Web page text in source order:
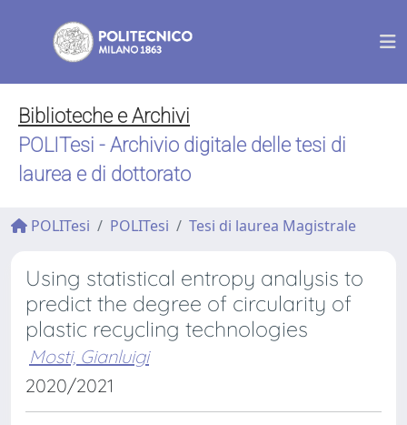
Biblioteche e Archivi
POLITesi - Archivio digitale delle tesi di
laurea e di dottorato
POLITesi POLITesi Tesi di laurea Magistrale
Using statistical entropy analysis to
predict the degree of circularity of
plastic recycling technologies
Mosti, Gianluigi
2020/2021